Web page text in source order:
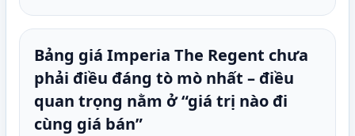
Bảng giá Imperia The Regent chưa
phải điều đáng tò mò nhất – điều
quan trọng nằm ở “giá trị nào đi
cùng giá bán”